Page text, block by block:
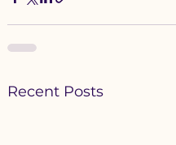
Recent Posts